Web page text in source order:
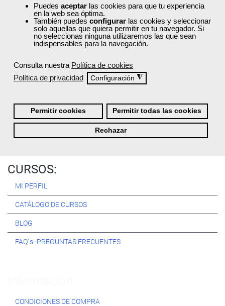
Puedes aceptar las cookies para que tu experiencia
en la web sea óptima.
También puedes configurar las cookies y seleccionar
solo aquellas que quiera permitir en tu navegador. Si
no seleccionas ninguna utilizaremos las que sean
indispensables para la navegación.
Consulta nuestra Política de cookies
Política de privacidad
Configuración ◮
Permitir cookies Permitir todas las cookies
Rechazar
Quiénes Somos:
Especialistas en consultoría y formación para el empleo
Nuestro objetivo diario es, única y exclusivamente, ayudarte a
conseguir tus metas profesionales ofreciéndote los mejores
CURSOS:
MI PERFIL
CATÁLOGO DE CURSOS
BLOG
FAQ´s -PREGUNTAS FRECUENTES
CONDICIONES DE COMPRA